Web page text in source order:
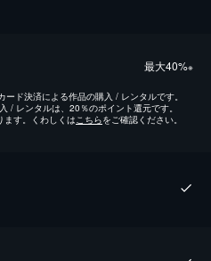
最⼤40%※
ド決済による作品の購入 / レンタルです。
/ レンタルは、20％のポイント還元です。
ます。くわしくはこちらをご確認ください。